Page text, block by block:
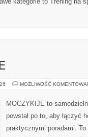
MOŻLIWOŚĆ
MOCZYKIJE to
powstał po to, aby łączyć
praktycznymi poradami.